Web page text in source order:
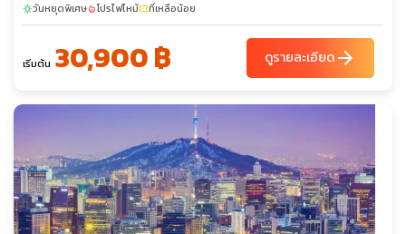
sunnyวันหยุดพิเศษlocal_fire_departmentโปรไฟไหม้confirmation_numberที่เหลือน้อย
เริ่มต้น 30,900 ฿ ดูรายละเอียดarrow_forward